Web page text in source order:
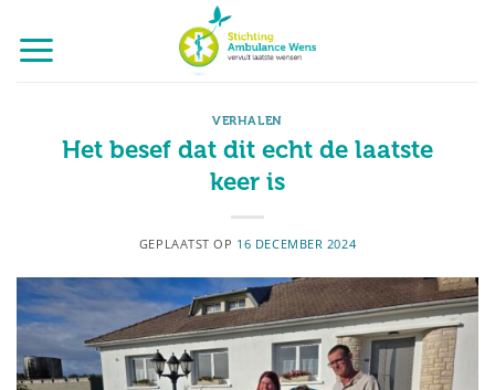
naar
inhoud
VERHALEN
Het besef dat dit echt de laatste
keer is
GEPLAATST OP 16 DECEMBER 2024